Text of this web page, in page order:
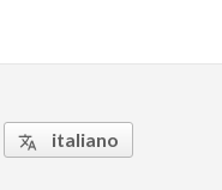
 italiano